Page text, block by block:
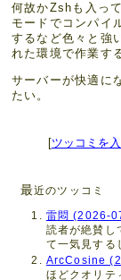
何故かZshも入っ
モードでコンパイ
するなど色々と強
れた環境で作業す
サーバーが快適に
たい。
[ツッコミを
最近のツッコミ
雷悶 (2026-
読者が絶賛
て一気見する
ArcCosine
ほどクオリテ